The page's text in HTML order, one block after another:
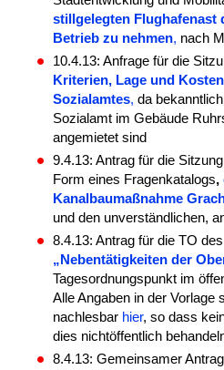
stillgelegten Flughafenast
Betrieb zu nehmen, nach
10.4.13: Anfrage für die
Kriterien, Lage und
Sozialamtes, da
Sozialamt im Gebäude
angemietet sind
9.4.13: Antrag für die
Form eines Fragenkatalogs,
Kanalbaumaßnahme
und den unverständlichen,
8.4.13: Antrag für die TO
„Nebentätigkeiten der
Tagesordnungspunkt im
Alle Angaben in der Vorlage
nachlesbar hier, so dass
dies nichtöffentlich
8.4.13: Gemeinsamer